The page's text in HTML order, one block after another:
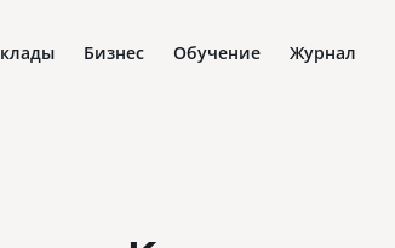
Бизнес Обучение Журнал